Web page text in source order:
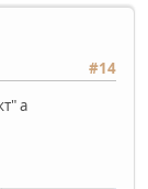
#14
а